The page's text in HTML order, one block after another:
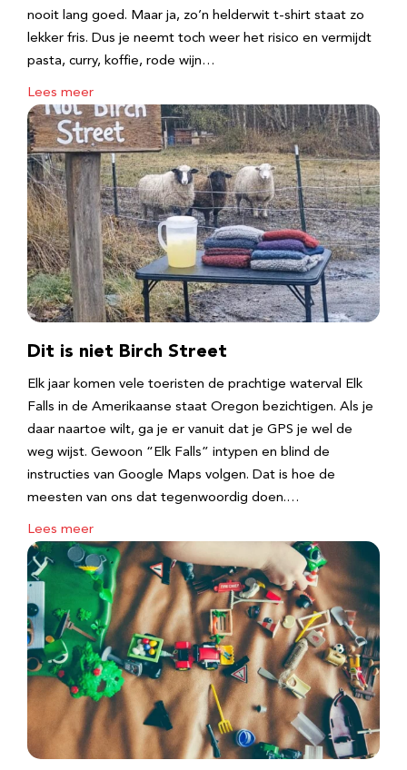
nooit lang goed. Maar ja, zo’n helderwit t-shirt staat zo
lekker fris. Dus je neemt toch weer het risico en vermijdt
pasta, curry, koffie, rode wijn…
Lees meer
Dit is niet Birch Street
Elk jaar komen vele toeristen de prachtige waterval Elk
Falls in de Amerikaanse staat Oregon bezichtigen. Als je
daar naartoe wilt, ga je er vanuit dat je GPS je wel de
weg wijst. Gewoon “Elk Falls” intypen en blind de
instructies van Google Maps volgen. Dat is hoe de
meesten van ons dat tegenwoordig doen.…
Lees meer